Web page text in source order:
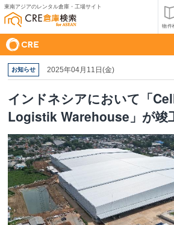
東南アジアのレンタル倉庫・工場サイト
物件
お知らせ 2025年04月11日(金)
インドネシアにおいて「
Logistik Warehouse」が竣